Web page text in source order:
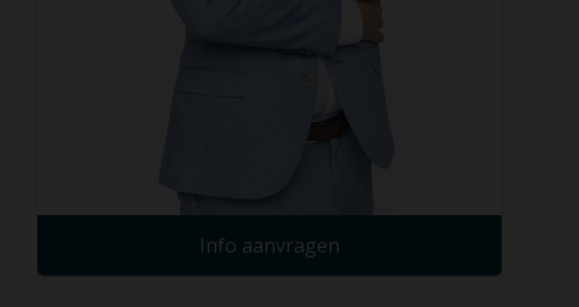
Info aanvragen